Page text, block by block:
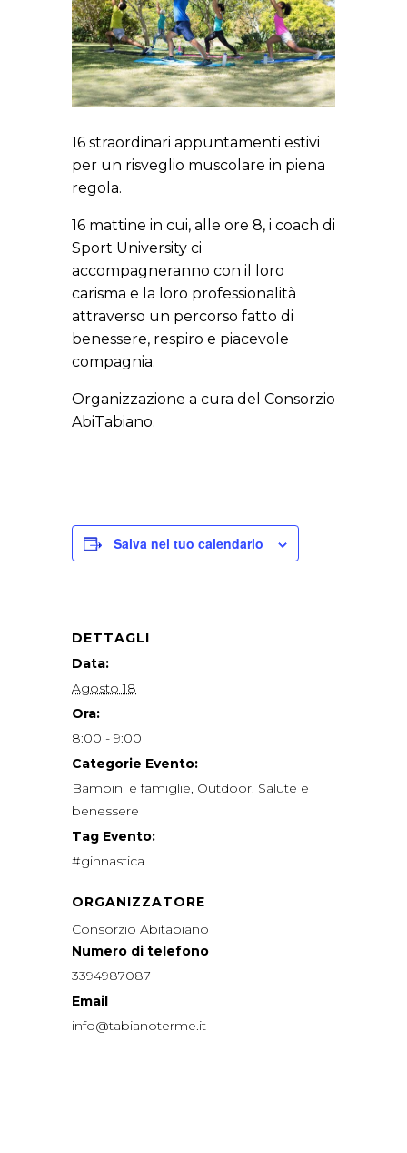
16 straordinari appuntamenti estivi
per un risveglio muscolare in piena
regola.
16 mattine in cui, alle ore 8, i coach di
Sport University ci
accompagneranno con il loro
carisma e la loro professionalità
attraverso un percorso fatto di
benessere, respiro e piacevole
compagnia.
Organizzazione a cura del Consorzio
AbiTabiano.
Salva nel tuo calendario
DETTAGLI
Data:
Agosto 18
Ora:
8:00 - 9:00
Categorie Evento:
Bambini e famiglie, Outdoor, Salute e
benessere
Tag Evento:
#ginnastica
ORGANIZZATORE
Consorzio Abitabiano
Numero di telefono
3394987087
Email
info@tabianoterme.it